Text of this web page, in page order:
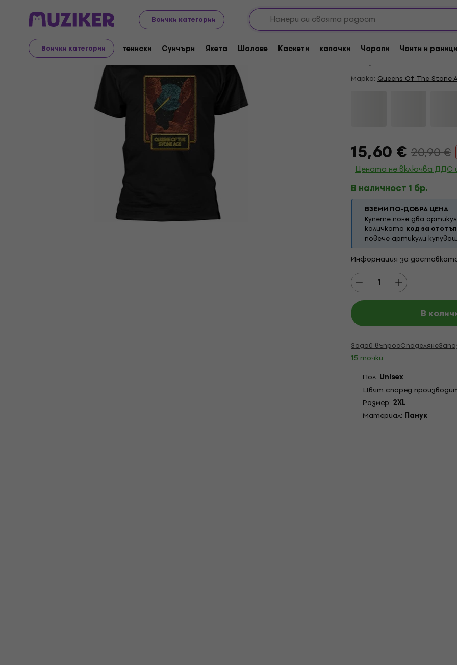
Всички категории
Всички категории тениски Суичъри Якета Шалове Каскети капачки Чорапи Чанти и раници
Merch Музикален мерч
тениски
Отстъпки
Queens Of The
Марка: Queens Of The Stone
15,60 € 20,90 €
Цената не включва ДДС
В наличност 1 бр.
ВЗЕМИ ПО-ДОБРА ЦЕНА
Купете поне два
количката код за
повече артикули
Информация за
В
Задай въпросСподеляне
15 точки
Пол: Unisex
Цвят според
Pазмер: 2XL
Материал: Памук